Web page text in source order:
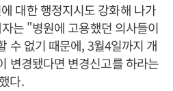
대한 행정지시도 강화해 나가
는 "병원에 고용했던 의사들이
수 없기 때문에, 3월4일까지 개
변경됐다면 변경신고를 하라는
다.